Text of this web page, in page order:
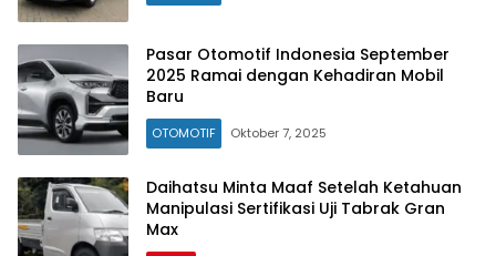
Pasar Otomotif Indonesia September
2025 Ramai dengan Kehadiran Mobil
Baru
OTOMOTIF Oktober 7, 2025
Daihatsu Minta Maaf Setelah Ketahuan
Manipulasi Sertifikasi Uji Tabrak Gran
Max